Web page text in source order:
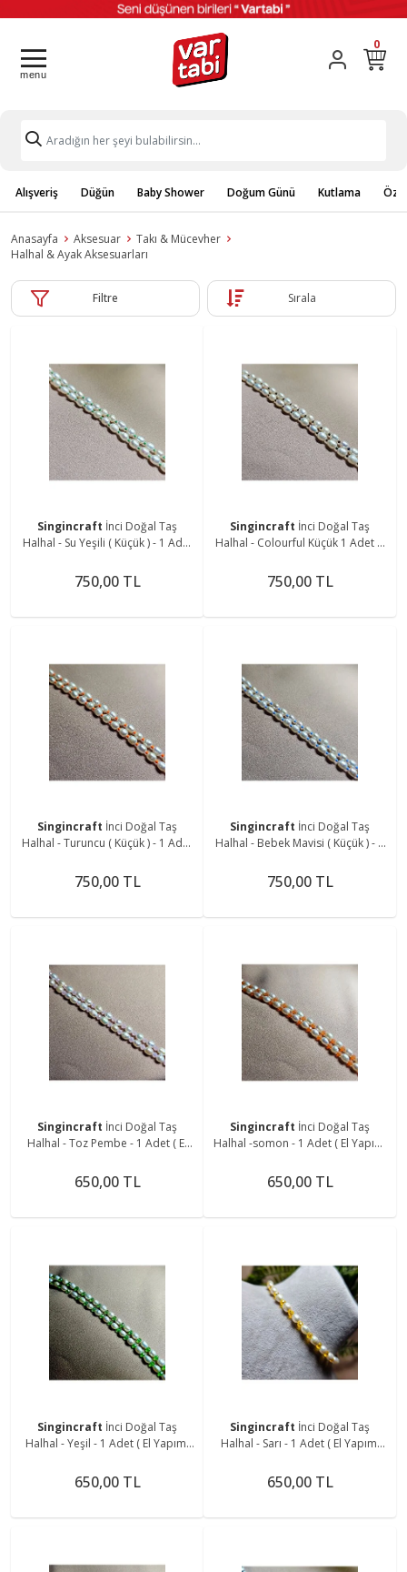
0
Alışveriş Düğün Baby Shower Doğum Günü Kutlama
Anasayfa Aksesuar
Takı & Mücevher
Halhal & Ayak Aksesuarları
Filtre Sırala
Singincraft İnci Doğal Taş
Halhal - Su Yeşili ( Küçük ) - 1 Adet
750,00 TL
Singincraft İnci Doğal Taş
Halhal - Colourful Küçük 1 Adet El
750,00 TL
Singincraft İnci Doğal Taş
Halhal - Turuncu ( Küçük ) - 1 Adet
750,00 TL
Singincraft İnci Doğal Taş
Halhal - Bebek Mavisi ( Küçük ) - 1
750,00 TL
Singincraft İnci Doğal Taş
Halhal - Toz Pembe - 1 Adet ( El
650,00 TL
Singincraft İnci Doğal Taş
Halhal -somon - 1 Adet ( El Yapımı
650,00 TL
Singincraft İnci Doğal Taş
Halhal - Yeşil - 1 Adet ( El Yapımı
650,00 TL
Singincraft İnci Doğal Taş
Halhal - Sarı - 1 Adet ( El Yapımı
650,00 TL